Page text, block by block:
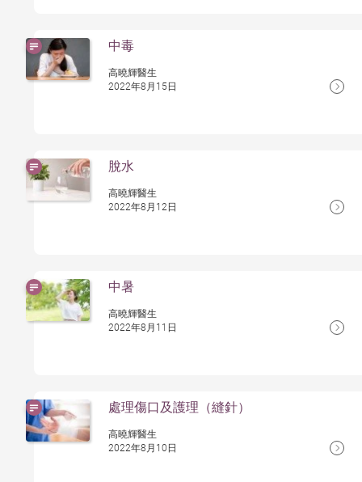
中毒
高曉輝醫生
2022年8月15日
脫水
高曉輝醫生
2022年8月12日
中暑
高曉輝醫生
2022年8月11日
處理傷口及護理（縫針）
高曉輝醫生
2022年8月10日